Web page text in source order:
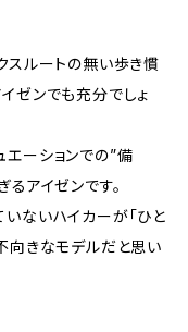
スルートの無い歩き慣
ゼンでも充分でしょ
エーションでの”備
アイゼンです。
ないハイカーが「ひと
向きなモデルだと思い